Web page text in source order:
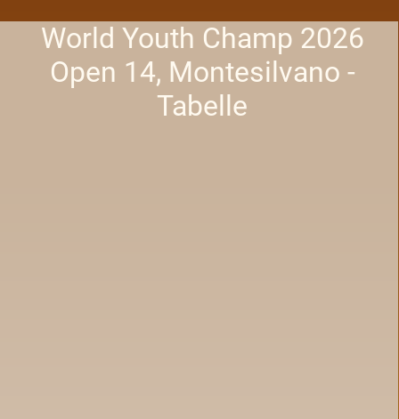
World Youth Champ 2026
Open 14, Montesilvano -
Tabelle